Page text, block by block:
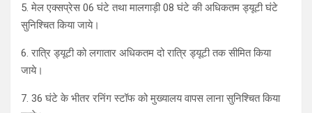
5. मेल एक्सप्रेस 06 घंटे तथा मालगाड़ी 08 घंटे की अधिकतम ड्यूटी घंटे
सुनिश्चित किया जाये।
6. रात्रि ड्यूटी को लगातार अधिकतम दो रात्रि ड्यूटी तक सीमित किया
जाये।
7. 36 घंटे के भीतर रनिंग स्टॉफ को मुख्यालय वापस लाना सुनिश्चित किया